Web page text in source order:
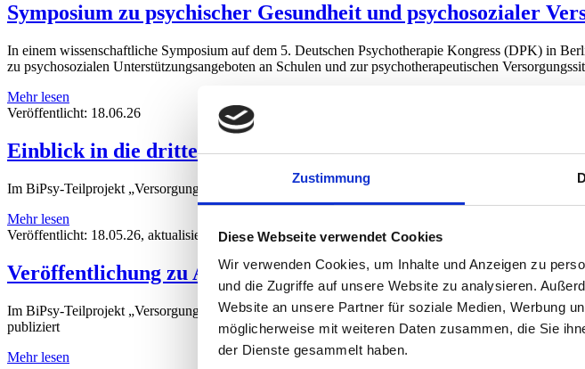
Zustimmung
Diese Webseite verwendet Cookies
Wir verwenden Cookies, um Inhalte und Anzeigen zu
und die Zugriffe auf unsere Website zu analysieren.
Website an unsere Partner für soziale Medien, Werbung
möglicherweise mit weiteren Daten zusammen, die Sie
der Dienste gesammelt haben.
Symposium zu psychischer Gesundheit und psychosozialer
In einem wissenschaftliche Symposium auf dem 5. Deutschen Psychotherapie Kongress (DPK) in
zu psychosozialen Unterstützungsangeboten an Schulen und zur psychotherapeutischen
Mehr lesen
Veröffentlicht: 18.06.26
Einblick in die dritte Erhebungswelle des BiPsy-
Im BiPsy-Teilprojekt „Versorgungsmonitor Psychotherapie“ wurden erste Ergebnisse aus der dritten
Mehr lesen
Veröffentlicht: 18.05.26, aktualisiert: 09.07.26
Veröffentlichung zu Arbeits­situation und Arbeits­belastung
Im BiPsy-Teilprojekt „Versorgungsmonitor Psychotherapie“ wurde ein wissenschaftlicher Artikel zu
publiziert
Mehr lesen